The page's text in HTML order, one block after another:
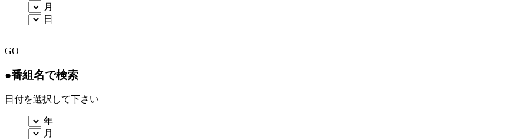
月
日
GO
●番組名で検索
日付を選択して下さい
年
月